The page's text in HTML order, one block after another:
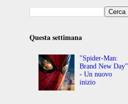
Questa settimana
"Spider-Man:
Brand New Day"
- Un nuovo
inizio